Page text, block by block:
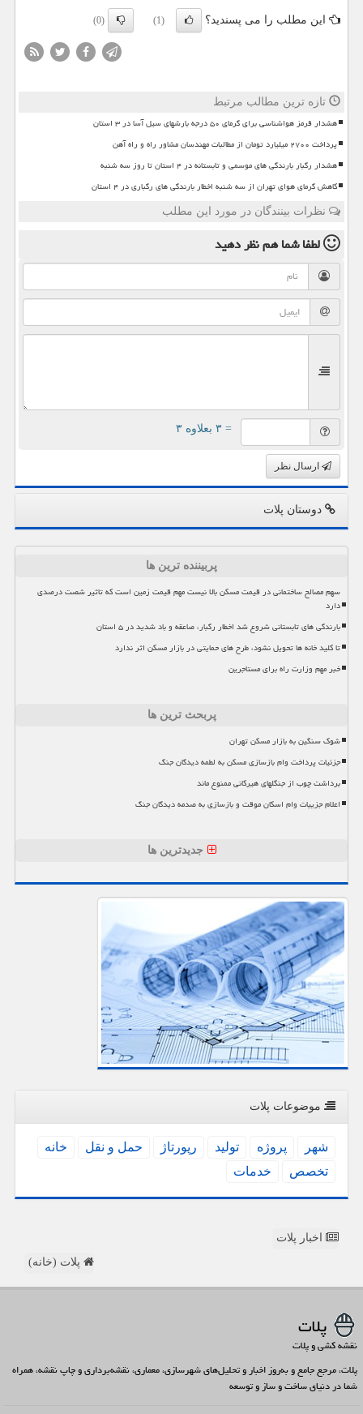
این مطلب را می پسندید؟ (1)
(0)
تازه ترین مطالب مرتبط
هشدار قرمز هواشناسی برای گرمای ۵۰ درجه بارشهای سیل آسا در ۳ استان
پرداخت ۲۷۰۰ میلیارد تومان از مطالبات مهندسان مشاور راه و راه آهن
هشدار رگبار بارندگی های موسمی و تابستانه در ۴ استان تا روز سه شنبه
کاهش گرمای هوای تهران از سه شنبه اخطار بارندگی های رگباری در ۴ استان
نظرات بینندگان در مورد این مطلب
لطفا شما همنظر دهید
= ۳ بعلاوه ۳
ارسال نظر
دوستان پلات
پربیننده ترین ها
سهم مصالح ساختمانی در قیمت مسکن بالا نیست مهم قیمت زمین است که تاثیر شصت درصدی
دارد
بارندگی های تابستانی شروع شد اخطار رگبار، صاعقه و باد شدید در ۵ استان
تا کلید خانه ها تحویل نشود، طرح های حمایتی در بازار مسکن اثر ندارد
خبر مهم وزارت راه برای مستاجرین
پربحث ترین ها
شوک سنگین به بازار مسکن تهران
جزئیات پرداخت وام بازسازی مسکن به لطمه دیدگان جنگ
برداشت چوب از جنگلهای هیرکانی ممنوع ماند
اعلام جزییات وام اسکان موقت و بازسازی به صدمه دیدگان جنگ
جدیدترین ها
موضوعات پلات
شهر پروژه تولید رپورتاژ حمل و نقل
خانه
تخصص
خدمات
اخبار پلات
پلات (خانه)
پلات
نقشه کشی و پلات
پلات، مرجع جامع و به‌روز اخبار و تحلیل‌های شهرسازی، معماری، نقشه‌برداری و چاپ نقشه، همراه
شما در دنیای ساخت و ساز و توسعه